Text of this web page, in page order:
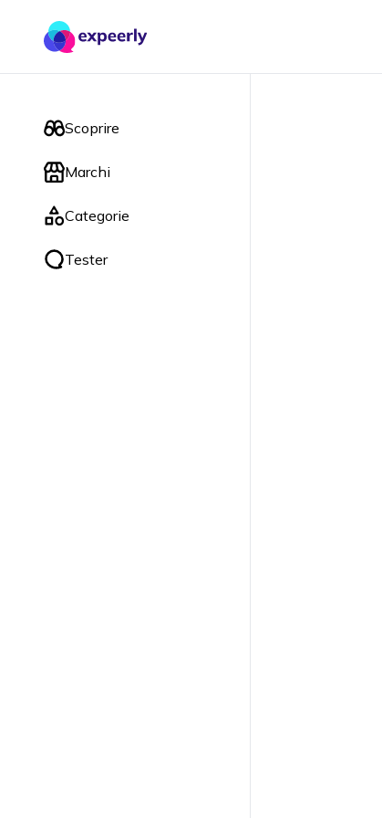
Scoprire
Marchi
Categorie
Tester